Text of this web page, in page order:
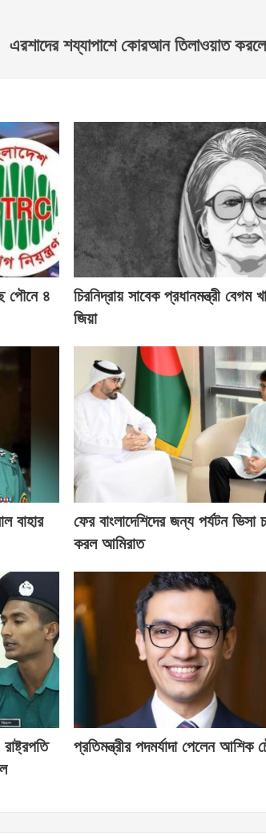
এরশাদের শয্যাপাশে কোরআন তিলাওয়াত
পৌনে ৪
চিরনিদ্রায় সাবেক প্রধানমন্ত্রী বেগম
জিয়া
বাহার
ফের বাংলাদেশিদের জন্য পর্যটন ভিসা
করল আমিরাত
প্রতিমন্ত্রীর পদমর্যাদা পেলেন আশিক